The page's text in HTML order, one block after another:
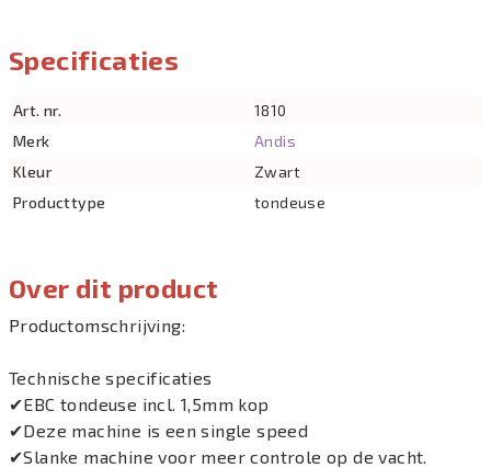
Over dit product
Productomschrijving:
Technische specificaties
✔EBC tondeuse incl. 1,5mm kop
✔Deze machine is een single speed
✔Slanke machine voor meer controle op de vacht.
Specificaties
Art. nr.
1810
Merk
Andis
Kleur
Zwart
Producttype
tondeuse